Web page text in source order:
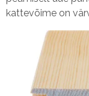
kattevõime on